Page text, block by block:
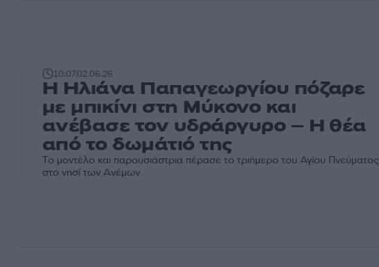
10:0702.06.26
Η Ηλιάνα Παπαγεωργίου πόζαρε
με μπικίνι στη Μύκονο και
ανέβασε τον υδράργυρο – Η θέα
από το δωμάτιό της
Το μοντέλο και παρουσιάστρια πέρασε το τριήμερο του Αγίου Πνεύματος
στο νησί των Ανέμων